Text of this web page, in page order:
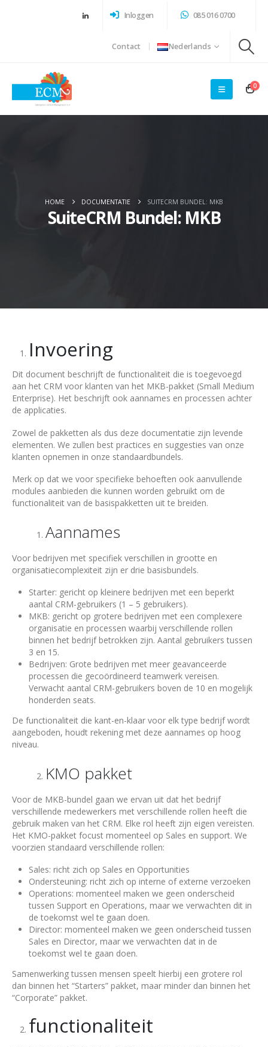
Inloggen 085 016 0700
Contact Nederlands
0
HOME DOCUMENTATIE SUITECRM BUNDEL: MKB
SuiteCRM Bundel: MKB
Invoering
Dit document beschrijft de functionaliteit die is toegevoegd
aan het CRM voor klanten van het MKB-pakket (Small Medium
Enterprise). Het beschrijft ook aannames en processen achter
de applicaties.
Zowel de pakketten als dus deze documentatie zijn levende
elementen. We zullen best practices en suggesties van onze
klanten opnemen in onze standaardbundels.
Merk op dat we voor specifieke behoeften ook aanvullende
modules aanbieden die kunnen worden gebruikt om de
functionaliteit van de basispakketten uit te breiden.
Aannames
Voor bedrijven met specifiek verschillen in grootte en
organisatiecomplexiteit zijn er drie basisbundels.
Starter: gericht op kleinere bedrijven met een beperkt
aantal CRM-gebruikers (1 – 5 gebruikers).
MKB: gericht op grotere bedrijven met een complexere
organisatie en processen waarbij verschillende rollen
binnen het bedrijf betrokken zijn. Aantal gebruikers tussen
3 en 15.
Bedrijven: Grote bedrijven met meer geavanceerde
processen die gecoördineerd teamwerk vereisen.
Verwacht aantal CRM-gebruikers boven de 10 en mogelijk
honderden seats.
De functionaliteit die kant-en-klaar voor elk type bedrijf wordt
aangeboden, houdt rekening met deze aannames op hoog
niveau.
KMO pakket
Voor de MKB-bundel gaan we ervan uit dat het bedrijf
verschillende medewerkers met verschillende rollen heeft die
gebruik maken van het CRM. Elke rol heeft zijn eigen vereisten.
Het KMO-pakket focust momenteel op Sales en support. We
voorzien standaard verschillende rollen:
Sales: richt zich op Sales en Opportunities
Ondersteuning: richt zich op interne of externe verzoeken
Operations: momenteel maken we geen onderscheid
tussen Support en Operations, maar we verwachten dit in
de toekomst wel te gaan doen.
Director: momenteel maken we geen onderscheid tussen
Sales en Director, maar we verwachten dat in de
toekomst wel te gaan doen.
Samenwerking tussen mensen speelt hierbij een grotere rol
dan binnen het “Starters” pakket, maar minder dan binnen het
“Corporate” pakket.
functionaliteit